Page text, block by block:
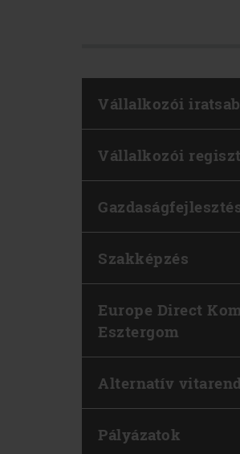
Vállalkozói
Vállalkozói
Szakképzés
Europe Direct
Esztergom
Alternatív
Pályázatok